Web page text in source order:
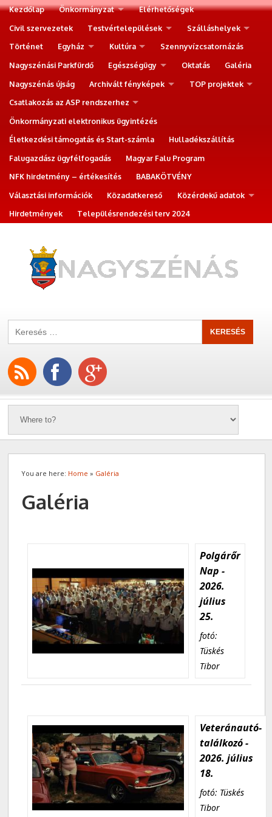
Kezdőlap Önkormányzat
Elérhetőségek
Civil szervezetek
Testvértelepülések
Szálláshelyek
Történet
Egyház Kultúra
Szennyvízcsatornázás
Nagyszénási Parkfürdő
Egészségügy Oktatás
Galéria
Nagyszénás újság
Archivált fényképek
TOP projektek
Csatlakozás az ASP rendszerhez
Önkormányzati elektronikus ügyintézés
Életkezdési támogatás és Start-számla
Hulladékszállítás
Falugazdász ügyfélfogadás
Magyar Falu Program
NFK hirdetmény – értékesítés
BABAKÖTVÉNY
Választási információk
Közadatkereső
Közérdekű adatok
Hirdetmények
Településrendezési terv 2024
You are here: Home » Galéria
Galéria
Polgárőr
Nap -
2026.
július
25.
fotó:
Tüskés
Tibor
Veteránautó-
találkozó -
2026. július
18.
fotó: Tüskés
Tibor